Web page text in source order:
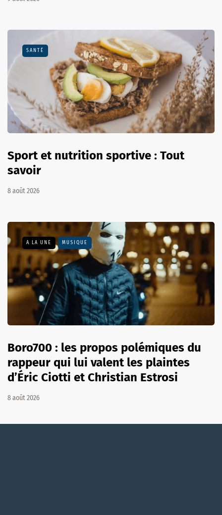
SANTÉ
Sport et nutrition sportive : Tout
savoir
8 août 2026
A LA UNE MUSIQUE
Boro700 : les propos polémiques du
rappeur qui lui valent les plaintes
d’Éric Ciotti et Christian Estrosi
8 août 2026